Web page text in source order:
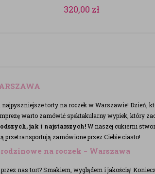
320,00 zł
torty na roczek w Warszawie! Dzień,
warto zamówić spektakularny wypiek, który
jak i najstarszych!W naszej cukierni
przetransportują zamówione przez Ciebie ciasto!
na roczek − Warszawa
nas tort? Smakiem, wyglądem i jakością!